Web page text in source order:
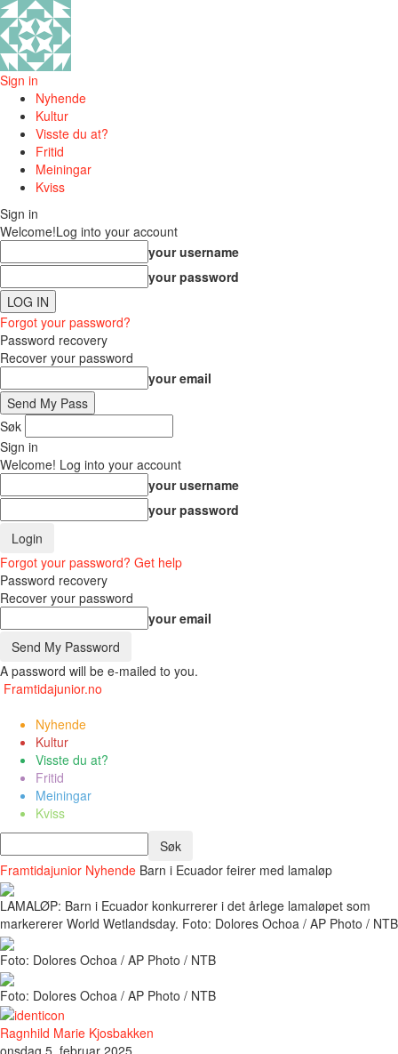
Sign in
Nyhende
Kultur
Visste du at?
Fritid
Meiningar
Kviss
Sign in
Welcome!Log into your account
your username
your password
Forgot your password?
Password recovery
Recover your password
your email
Søk
Sign in
Welcome! Log into your account
your username
your password
Forgot your password? Get help
Password recovery
Recover your password
your email
A password will be e-mailed to you.
Framtidajunior.no
Nyhende
Kultur
Visste du at?
Fritid
Meiningar
Kviss
Framtidajunior Nyhende Barn i Ecuador feirer med lamaløp
LAMALØP: Barn i Ecuador konkurrerer i det årlege lamaløpet som
markererer World Wetlandsday. Foto: Dolores Ochoa / AP Photo / NTB
Foto: Dolores Ochoa / AP Photo / NTB
Foto: Dolores Ochoa / AP Photo / NTB
Ragnhild Marie Kjosbakken